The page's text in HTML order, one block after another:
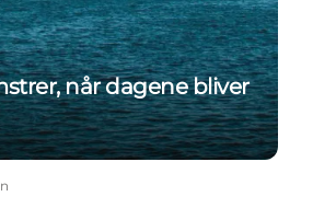
når dagene bliver